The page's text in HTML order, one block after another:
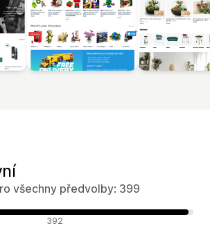
všechny předvolby: 399
392